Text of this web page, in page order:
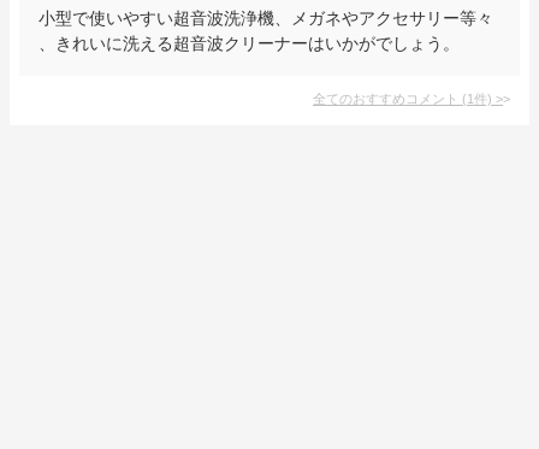
小型で使いやすい超音波洗浄機、メガネやアクセサリー等々
、きれいに洗える超音波クリーナーはいかがでしょう。
全てのおすすめコメント (1件) >